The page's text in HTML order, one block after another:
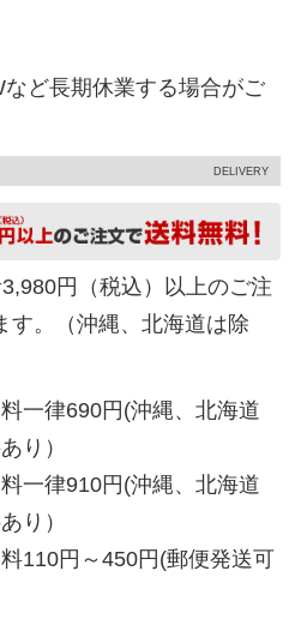
ど長期休業する場合がご
DELIVERY
円（税込）以上のご注
す。（沖縄、北海道は除
690円(沖縄、北海道
り）
律910円(沖縄、北海道
り）
～450円(郵便発送可